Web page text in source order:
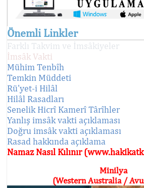
Önemli Linkler
Farklı Takvim ve İmsâkiyeler
İmsâk Vakti
Mühim Tenbîh
Temkin Müddeti
Rü'yet-i Hilâl
Hilâl Rasadları
Senelik Hicrî Kamerî Târîhler
Yanlış imsâk vakti açıklaması
Doğru imsâk vakti açıklaması
Rasad hakkında açıklama
Namaz Nasıl Kılınır
Minilya
(Western Australia /